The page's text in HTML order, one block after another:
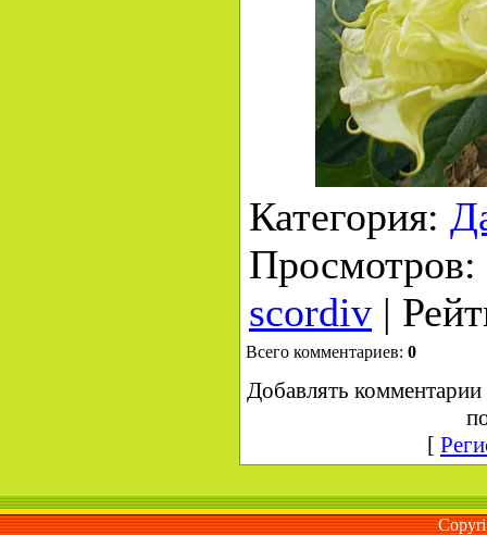
Категория:
Просмотров:
scordiv |
Всего комментариев: 0
Добавлять комментарии
[